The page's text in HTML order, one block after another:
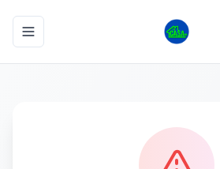
Toggle navigation menu